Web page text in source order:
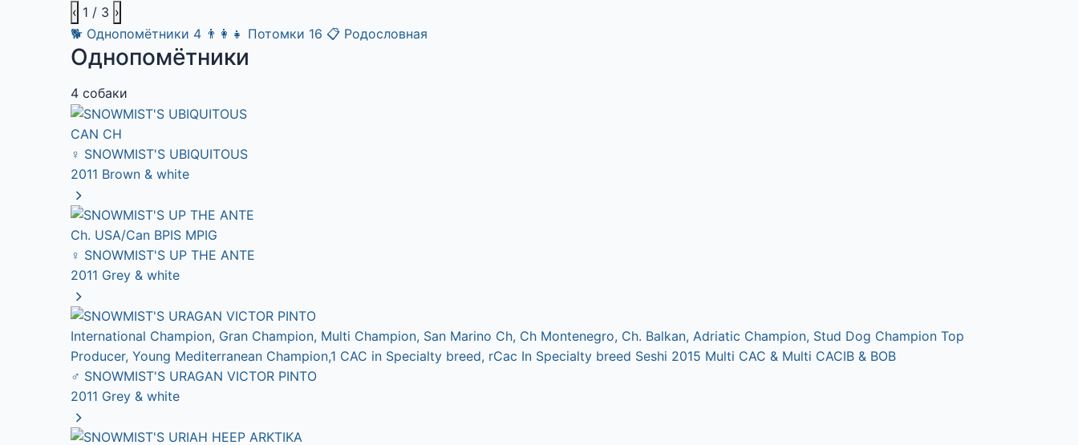
‹ 1 / 3 ›
🐕 Однопомётники 4 👨‍👩‍👧 Потомки 16 📋 Родословная
Однопомётники
4 собаки
CAN CH
♀ SNOWMIST'S UBIQUITOUS
2011 Brown & white
Ch. USA/Can BPIS MPIG
♀ SNOWMIST'S UP THE ANTE
2011 Grey & white
International Champion, Gran Champion, Multi Champion, San Marino Ch, Ch Montenegro, Ch. Balkan, Adriatic Champion, Stud Dog Champion Top
Producer, Young Mediterranean Champion,1 CAC in Specialty breed, rCac In Specialty breed Seshi 2015 Multi CAC & Multi CACIB & BOB
♂ SNOWMIST'S URAGAN VICTOR PINTO
2011 Grey & white